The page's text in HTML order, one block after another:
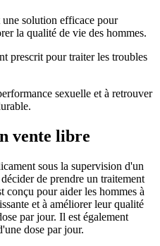
solution efficace pour
la qualité de vie des hommes.
prescrit pour traiter les troubles
sexuelle et à retrouver
vente libre
sous la supervision d'un
de prendre un traitement
pour aider les hommes à
et à améliorer leur qualité
par jour. Il est également
dose par jour.